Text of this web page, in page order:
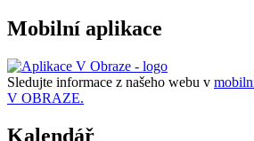
Mobilní aplikace
Sledujte informace z našeho webu v
V OBRAZE.
Kalendář